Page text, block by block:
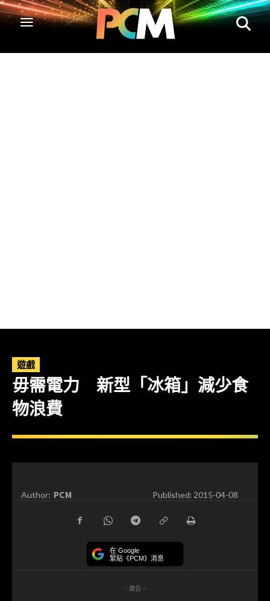
遊戲
毋需電力 新型「冰箱」減少食
物浪費
Author: PCM Published:2015-04-08
在 Google
緊貼《PCM》消息
- 廣告 -